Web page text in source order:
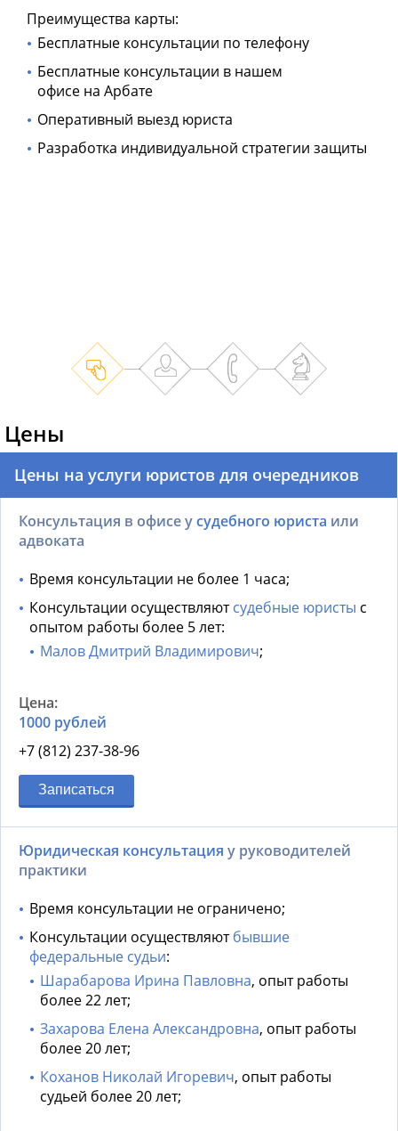
Преимущества карты:
Бесплатные консультации по телефону
Бесплатные консультации в нашем
офисе на Арбате
Оперативный выезд юриста
Разработка индивидуальной стратегии защиты
Цены
Цены на услуги юристов для очередников
Консультация в офисе усудебного юриста или
адвоката
Время консультации не более 1 часа;
Консультации осуществляютсудебные юристы с
опытом работы более 5 лет:
Малов Дмитрий Владимирович;
1000 рублей
+7 (812) 237-38-96
Записаться
Юридическая консультация у руководителей
практики
Время консультации не ограничено;
Консультации осуществляютбывшие
федеральные судьи:
Шарабарова Ирина Павловна, опыт работы
более 22 лет;
Захарова Елена Александровна, опыт работы
более 20 лет;
Коханов Николай Игоревич, опыт работы
судьей более 20 лет;